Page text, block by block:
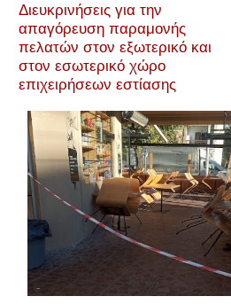
Διευκρινήσεις για την
απαγόρευση παραμονής
πελατών στον εξωτερικό και
στον εσωτερικό χώρο
επιχειρήσεων εστίασης